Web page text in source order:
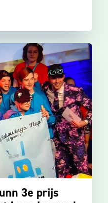
3e prijs